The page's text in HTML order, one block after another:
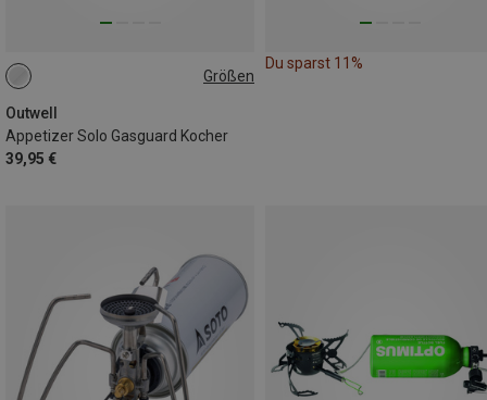
Größen
Outwell
Appetizer Solo Gasguard Kocher
39,95 €
ONE SIZE
Du sparst 11%